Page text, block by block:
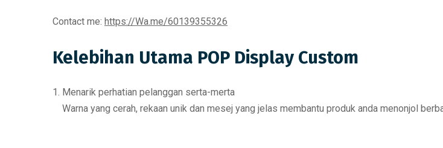
Contact me: https://Wa.me/60139355326
Kelebihan Utama POP Display Custom
Menarik perhatian pelanggan serta-merta
Warna yang cerah, rekaan unik dan mesej yang jelas membantu produk anda menonjol